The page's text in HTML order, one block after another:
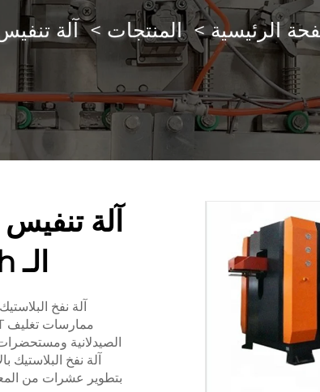
الرئيسية>المنتجات >آلة
الـ Servo Full Variable Pitch
آلة نفخ البلاستيك
بتطوير عشرات من